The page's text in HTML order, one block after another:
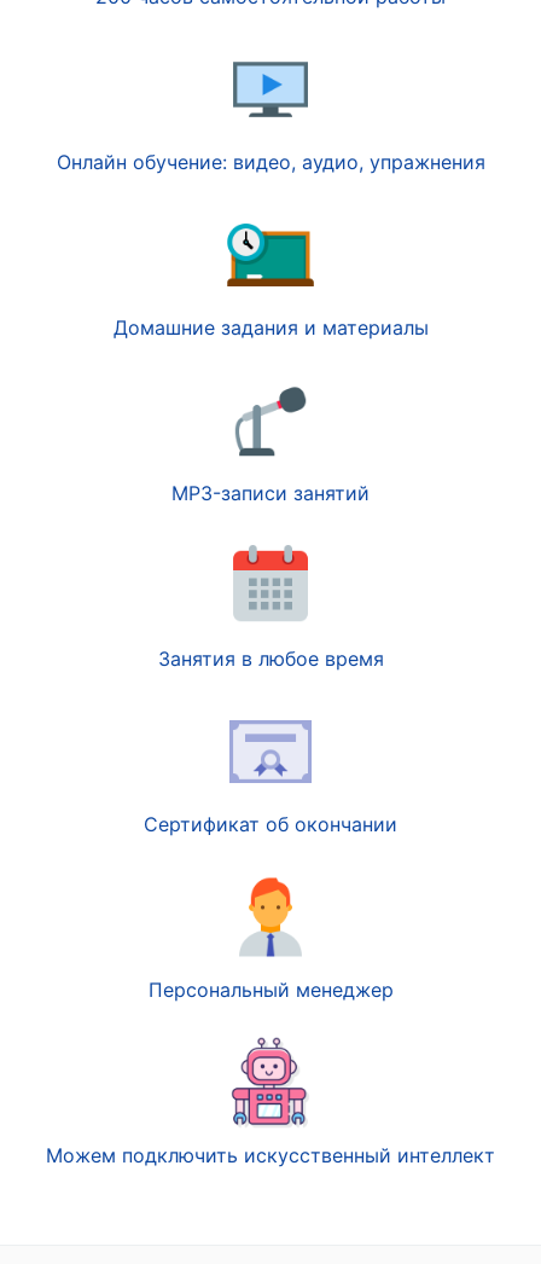
Онлайн обучение: видео, аудио, упражнения
Домашние задания и материалы
MP3-записи занятий
Занятия в любое время
Сертификат об окончании
Персональный менеджер
Можем подключить искусственный интеллект